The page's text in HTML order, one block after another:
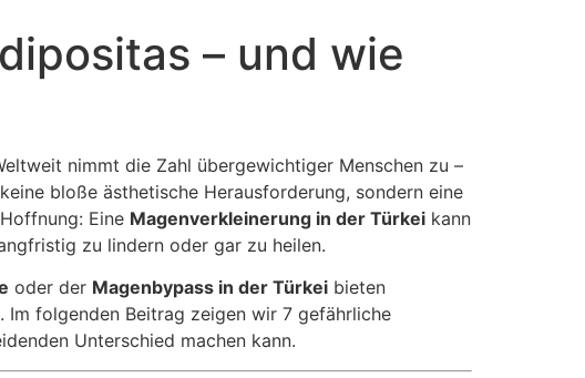
– und wie
nimmt die Zahl übergewichtiger Menschen zu –
bloße ästhetische Herausforderung, sondern eine
Eine Magenverkleinerung in der Türkei kann
zu lindern oder gar zu heilen.
oder der Magenbypass in der Türkei bieten
folgenden Beitrag zeigen wir 7 gefährliche
Unterschied machen kann.